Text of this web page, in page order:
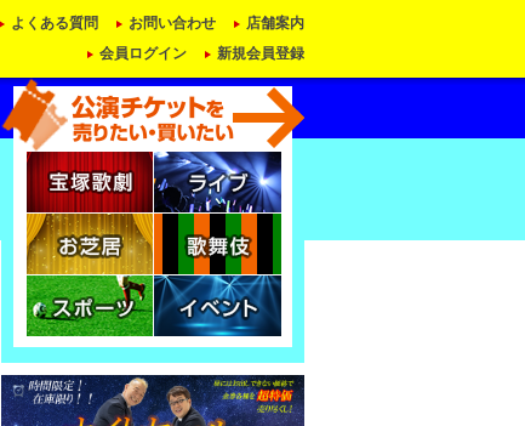
よくある質問 お問い合わせ
店舗案内
会員ログイン
新規会員登録